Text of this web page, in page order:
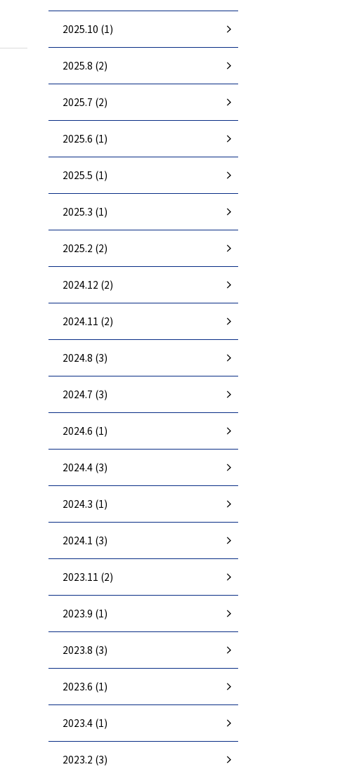
2025.10 (1)
2025.8 (2)
2025.7 (2)
2025.6 (1)
2025.5 (1)
2025.3 (1)
2025.2 (2)
2024.12 (2)
2024.11 (2)
2024.8 (3)
2024.7 (3)
2024.6 (1)
2024.4 (3)
2024.3 (1)
2024.1 (3)
2023.11 (2)
2023.9 (1)
2023.8 (3)
2023.6 (1)
2023.4 (1)
2023.2 (3)